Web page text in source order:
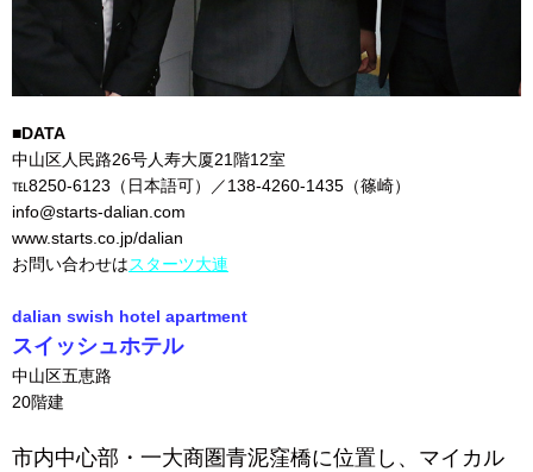
■DATA
中山区人民路26号人寿大厦21階12室
℡8250-6123（日本語可）／138-4260-1435（篠崎）
info@starts-dalian.com
www.starts.co.jp/dalian
お問い合わせはスターツ大連
dalian swish hotel apartment
スイッシュホテル
中山区五恵路
20階建
市内中心部・一大商圏青泥窪橋に位置し、マイカル